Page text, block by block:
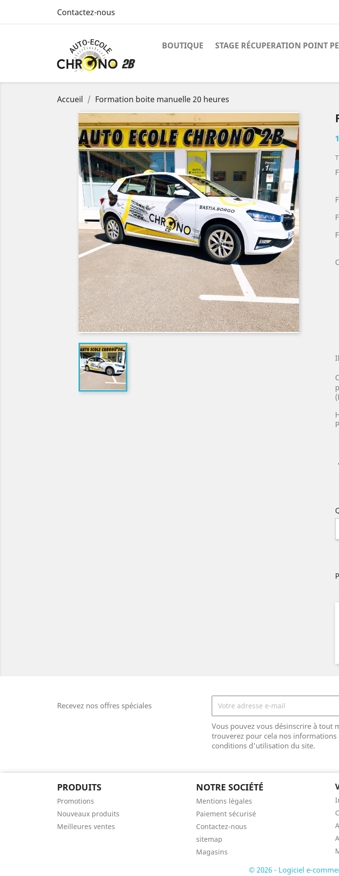
Contactez-nous
BOUTIQUE STAGE RÉCUPERATION POINT
Accueil Formation boite manuelle 20 heures
Recevez nos offres spéciales
Vous pouvez vous désinscrire à tout
trouverez pour cela nos informations
conditions d'utilisation du site.
PRODUITS
Promotions
Nouveaux produits
Meilleures ventes
NOTRE SOCIÉTÉ
Mentions légales
Paiement sécurisé
Contactez-nous
sitemap
Magasins
© 2026 - Logiciel e-